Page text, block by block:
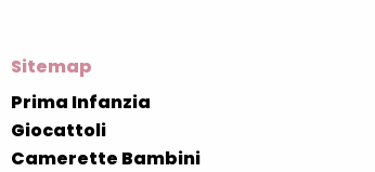
Sitemap
Prima Infanzia
Giocattoli
Camerette Bambini